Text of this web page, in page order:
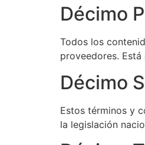
Décimo
Todos los
proveedores.
Décimo
Estos términos y
la legislación